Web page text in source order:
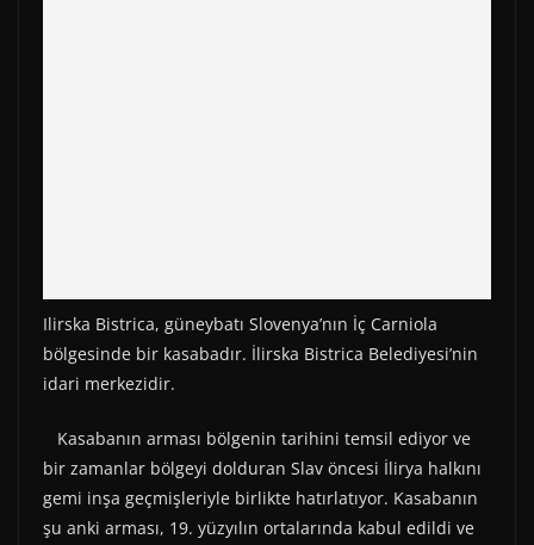
Ilirska Bistrica, güneybatı Slovenya’nın İç Carniola
bölgesinde bir kasabadır. İlirska Bistrica Belediyesi’nin
idari merkezidir.
Kasabanın arması bölgenin tarihini temsil ediyor ve
bir zamanlar bölgeyi dolduran Slav öncesi İlirya halkını
gemi inşa geçmişleriyle birlikte hatırlatıyor. Kasabanın
şu anki arması, 19. yüzyılın ortalarında kabul edildi ve